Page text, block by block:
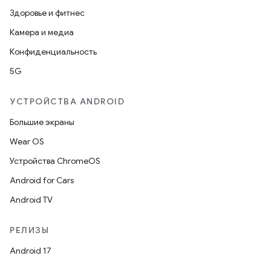
Здоровье и фитнес
Камера и медиа
Конфиденциальность
5G
УСТРОЙСТВА ANDROID
Большие экраны
Wear OS
Устройства ChromeOS
Android for Cars
Android TV
РЕЛИЗЫ
Android 17